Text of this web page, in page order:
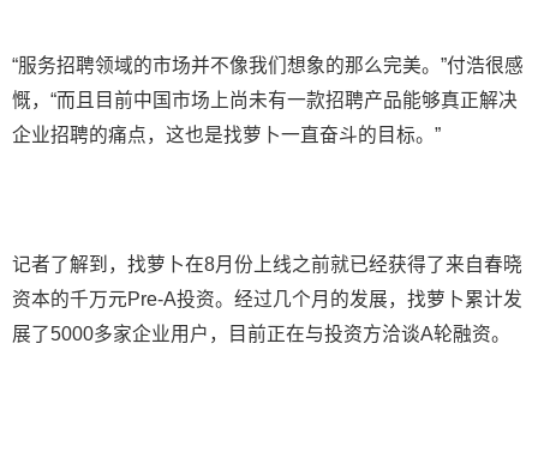
“服务招聘领域的市场并不像我们想象的那么完美。”付浩很感
慨，“而且目前中国市场上尚未有一款招聘产品能够真正解决
企业招聘的痛点，这也是找萝卜一直奋斗的目标。”
记者了解到，找萝卜在8月份上线之前就已经获得了来自春晓
资本的千万元Pre-A投资。经过几个月的发展，找萝卜累计发
展了5000多家企业用户，目前正在与投资方洽谈A轮融资。